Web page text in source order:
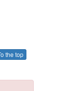
the top